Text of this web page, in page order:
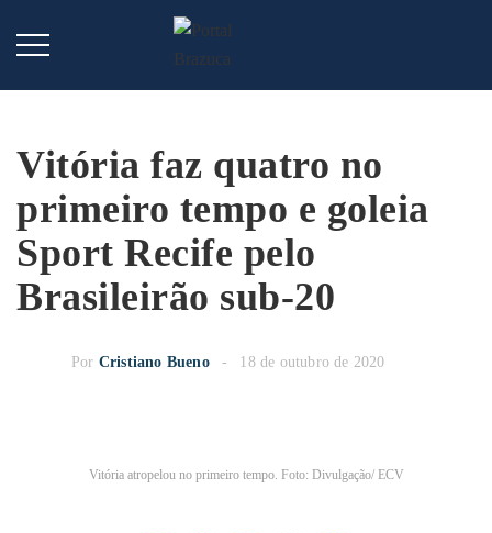
Vitória faz quatro no
primeiro tempo e goleia
Sport Recife pelo
Brasileirão sub-20
Por Cristiano Bueno 18 de outubro de 2020
Vitória atropelou no primeiro tempo. Foto: Divulgação/ ECV